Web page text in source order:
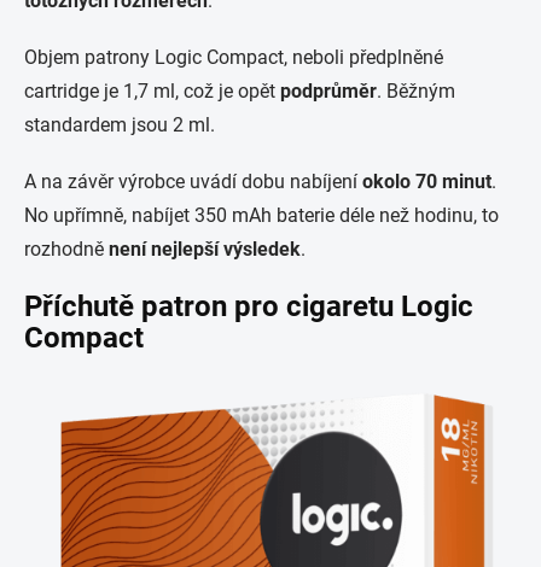
Objem patrony Logic Compact, neboli předplněné
cartridge je 1,7 ml, což je opět podprůměr. Běžným
standardem jsou 2 ml.
A na závěr výrobce uvádí dobu nabíjení okolo 70 minut.
No upřímně, nabíjet 350 mAh baterie déle než hodinu, to
rozhodně není nejlepší výsledek.
Příchutě patron pro cigaretu Logic
Compact